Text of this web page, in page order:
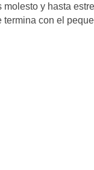
y hasta
con el